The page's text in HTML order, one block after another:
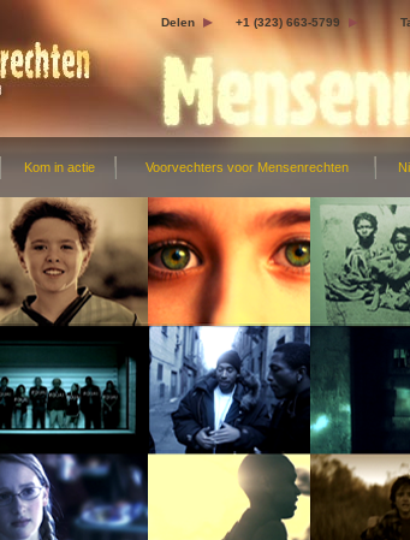
Delen +1 (323) 663-5799
Kom in actie Voorvechters voor Mensenrechten